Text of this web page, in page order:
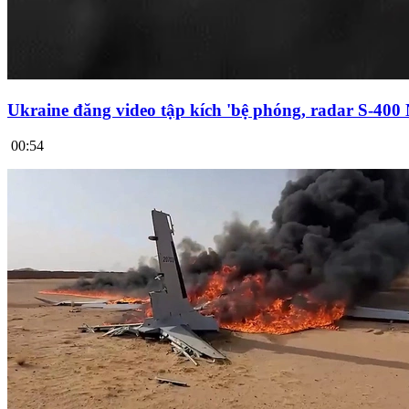
Ukraine đăng video tập kích 'bệ phóng, radar S-400
00:54